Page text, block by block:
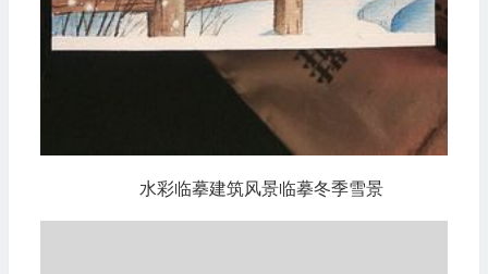
水彩临摹建筑风景临摹冬季雪景